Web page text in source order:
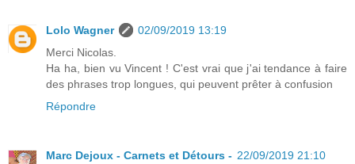
Lolo Wagner
02/09/2019 13:19
Merci Nicolas.
Ha ha, bien vu Vincent ! C'est vrai que j'ai tendance à faire
des phrases trop longues, qui peuvent prêter à confusion
Répondre
Marc Dejoux - Carnets et Détours - 22/09/2019 21:10